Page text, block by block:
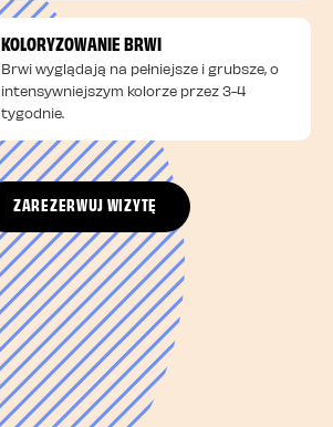
KOLORYZOWANIE BRWI
Brwi wyglądają na pełniejsze i grubsze, o
intensywniejszym kolorze przez 3-4
tygodnie.
ZAREZERWUJ WIZYTĘ